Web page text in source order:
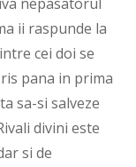
ii raspunde la
cei doi se
pana in prima
sa-si salveze
divini este
si de